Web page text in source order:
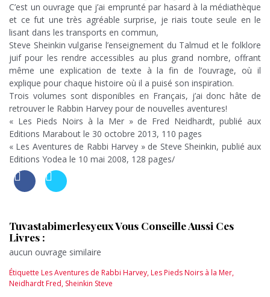
C’est un ouvrage que j’ai emprunté par hasard à la médiathèque
et ce fut une très agréable surprise, je riais toute seule en le
lisant dans les transports en commun,
Steve Sheinkin vulgarise l’enseignement du Talmud et le folklore
juif pour les rendre accessibles au plus grand nombre, offrant
même une explication de texte à la fin de l’ouvrage, où il
explique pour chaque histoire où il a puisé son inspiration.
Trois volumes sont disponibles en Français, j’ai donc hâte de
retrouver le Rabbin Harvey pour de nouvelles aventures!
« Les Pieds Noirs à la Mer » de Fred Neidhardt, publié aux
Editions Marabout le 30 octobre 2013, 110 pages
« Les Aventures de Rabbi Harvey » de Steve Sheinkin, publié aux
Editions Yodea le 10 mai 2008, 128 pages/
Tuvastabimerlesyeux Vous Conseille Aussi Ces
Livres :
aucun ouvrage similaire
Étiquette Les Aventures de Rabbi Harvey,Les Pieds Noirs à la Mer,
Neidhardt Fred, Sheinkin Steve